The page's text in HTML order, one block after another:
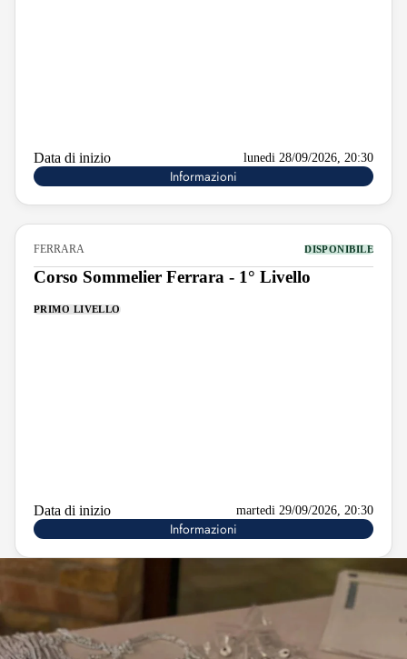
Data di inizio lunedi 28/09/2026, 20:30
Informazioni
FERRARA DISPONIBILE
Corso Sommelier Ferrara - 1° Livello
PRIMO LIVELLO
Data di inizio martedi 29/09/2026, 20:30
Informazioni